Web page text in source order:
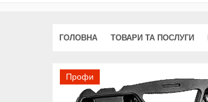
ГОЛОВНА ТОВАРИ ТА ПОСЛУГИ
Профи